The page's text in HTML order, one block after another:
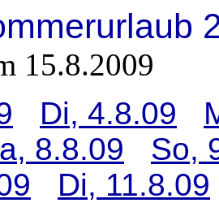
15.8.2009
Di, 4.8.09
8.8.09
So,
Di, 11.8.09